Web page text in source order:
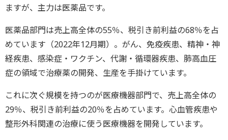
ますが、主力は医薬品です。
医薬品部門は売上高全体の55％、税引き前利益の68％を占
めています（2022年12月期）。がん、免疫疾患、精神・神
経疾患、感染症・ワクチン、代謝・循環器疾患、肺高血圧
症の領域で治療薬の開発、生産を手掛けています。
これに次ぐ規模を持つのが医療機器部門で、売上高全体の
29％、税引き前利益の20％を占めています。心血管疾患や
整形外科関連の治療に使う医療機器を開発しています。